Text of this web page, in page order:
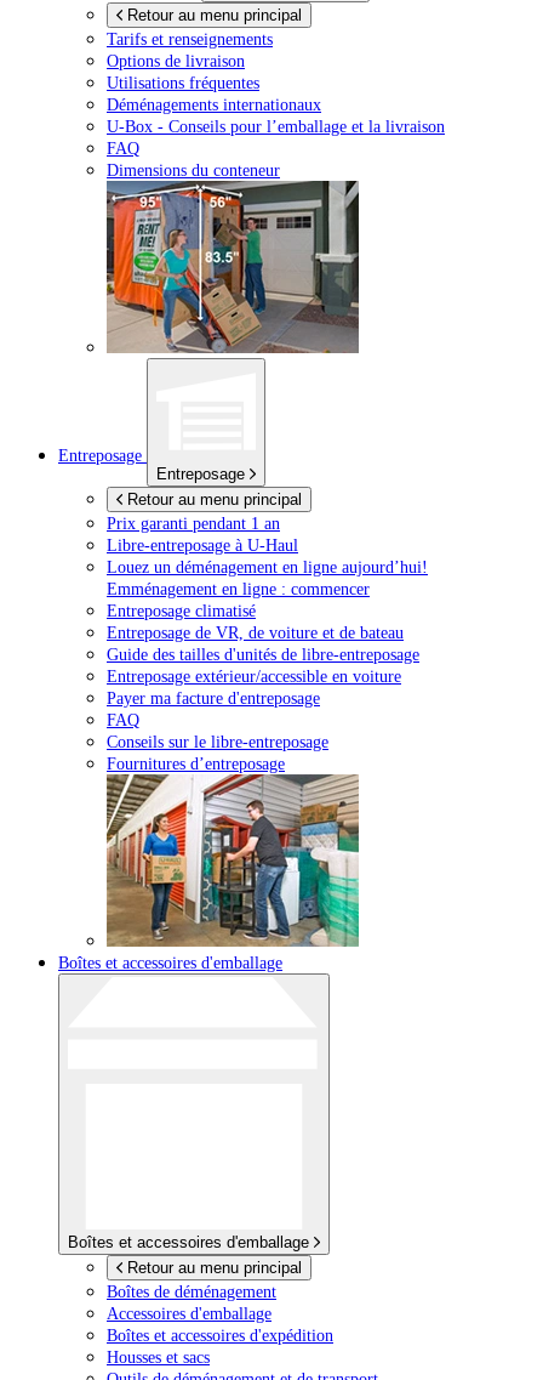
Retour au menu principal
Tarifs et renseignements
Options de livraison
Utilisations fréquentes
Déménagements internationaux
U-Box - Conseils pour l’emballage et la livraison
FAQ
Dimensions du conteneur
Entreposage
Entreposage
Retour au menu principal
Prix garanti pendant 1 an
Libre-entreposage à U-Haul
Louez un déménagement en ligne aujourd’hui!
Emménagement en ligne : commencer
Entreposage climatisé
Entreposage de VR, de voiture et de bateau
Guide des tailles d'unités de libre-entreposage
Entreposage extérieur/accessible en voiture
Payer ma facture d'entreposage
FAQ
Conseils sur le libre-entreposage
Fournitures d’entreposage
Boîtes et accessoires d'emballage
Boîtes et accessoires d'emballage
Retour au menu principal
Boîtes de déménagement
Accessoires d'emballage
Boîtes et accessoires d'expédition
Housses et sacs